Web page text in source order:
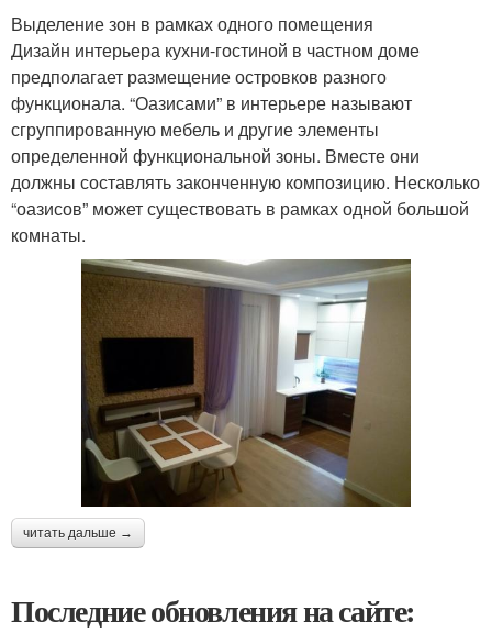
Выделение зон в рамках одного помещения
Дизайн интерьера кухни-гостиной в частном доме
предполагает размещение островков разного
функционала. “Оазисами” в интерьере называют
сгруппированную мебель и другие элементы
определенной функциональной зоны. Вместе они
должны составлять законченную композицию. Несколько
“оазисов” может существовать в рамках одной большой
комнаты.
читать дальше →
Последние обновления на сайте: